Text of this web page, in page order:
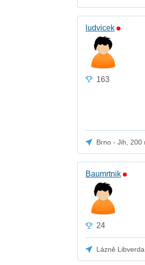
ludvicek
163
Brno - Jih, 200
Baumrtnik
24
Lázně Libverda